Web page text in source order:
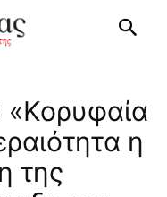
«Κορυφαία
η
της